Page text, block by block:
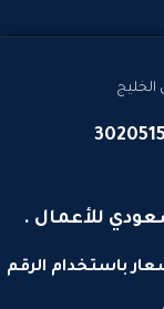
للأعمال .
باستخدام الرقم